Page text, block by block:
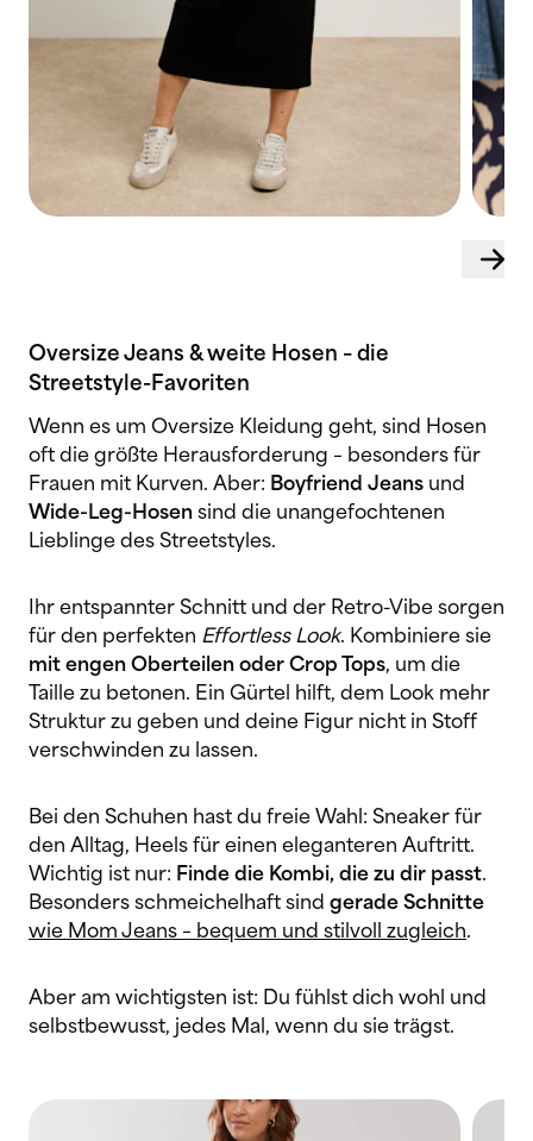
Oversize Jeans & weite Hosen – die
Streetstyle-Favoriten
Wenn es um Oversize Kleidung geht, sind Hosen
oft die größte Herausforderung – besonders für
Frauen mit Kurven. Aber: Boyfriend Jeans und
Wide-Leg-Hosen sind die unangefochtenen
Lieblinge des Streetstyles.
Ihr entspannter Schnitt und der Retro-Vibe sorgen
für den perfekten Effortless Look. Kombiniere sie
mit engen Oberteilen oder Crop Tops, um die
Taille zu betonen. Ein Gürtel hilft, dem Look mehr
Struktur zu geben und deine Figur nicht in Stoff
verschwinden zu lassen.
Bei den Schuhen hast du freie Wahl: Sneaker für
den Alltag, Heels für einen eleganteren Auftritt.
Wichtig ist nur: Finde die Kombi, die zu dir passt.
Besonders schmeichelhaft sind gerade Schnitte
wie Mom Jeans – bequem und stilvoll zugleich.
Aber am wichtigsten ist: Du fühlst dich wohl und
selbstbewusst, jedes Mal, wenn du sie trägst.